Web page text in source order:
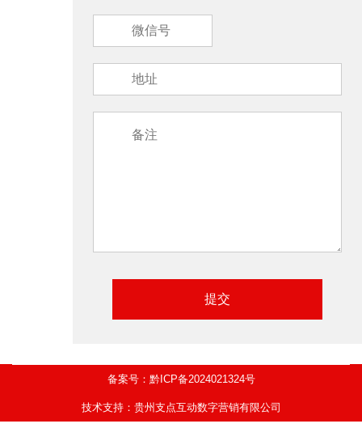
备案号：黔ICP备2024021324号
技术支持：贵州支点互动数字营销有限公司